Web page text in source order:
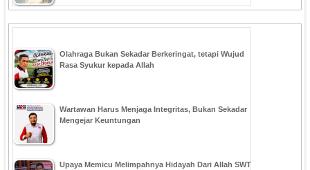
Olahraga Bukan Sekadar Berkeringat, tetapi Wujud
Rasa Syukur kepada Allah
Wartawan Harus Menjaga Integritas, Bukan Sekadar
Mengejar Keuntungan
Upaya Memicu Melimpahnya Hidayah Dari Allah SWT